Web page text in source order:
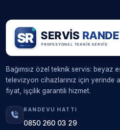
Bağımsız özel teknik servis: beyaz
televizyon cihazlarınız için yerinde
fiyat, işçilik garantili hizmet.
RANDEVU HATTI
0850 260 03 29